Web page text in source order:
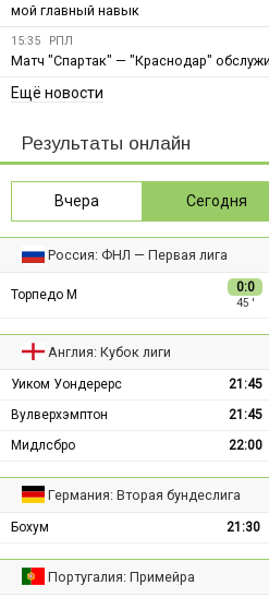
мой главный навык
15:35 РПЛ
Матч "Спартак" — "Краснодар"
Ещё новости
Результаты онлайн
Вчера Сегодня
Россия: ФНЛ — Первая лига
Торпедо М 0:0
45 ′
Англия: Кубок лиги
Уиком Уондерерс 21:45
Вулверхэмптон
21:45
Мидлсбро
22:00
Германия: Вторая бундеслига
Бохум 21:30
Португалия: Примейра